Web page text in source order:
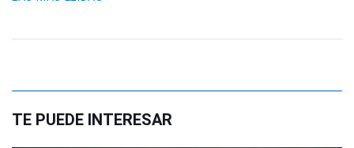
TE PUEDE INTERESAR